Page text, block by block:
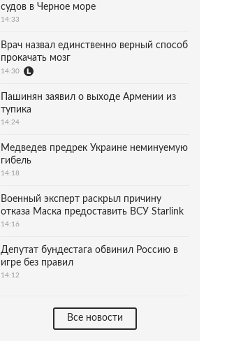
судов в Черное море
14:33
Врач назвал единственно верный способ
прокачать мозг
14:30
Пашинян заявил о выходе Армении из
тупика
14:24
Медведев предрек Украине неминуемую
гибель
14:18
Военный эксперт раскрыл причину
отказа Маска предоставить ВСУ Starlink
14:16
Депутат бундестага обвинил Россию в
игре без правил
14:12
Все новости